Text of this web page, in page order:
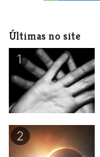
Últimas no site
1
2